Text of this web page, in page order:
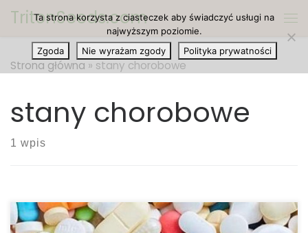
Przejdź do treści
TritonSeeds.com
Strona główna » stany chorobowe
stany chorobowe
1 wpis
Ta strona korzysta z ciasteczek aby świadczyć usługi na
najwyższym poziomie.
Zgoda
Nie wyrażam zgody Polityka prywatności